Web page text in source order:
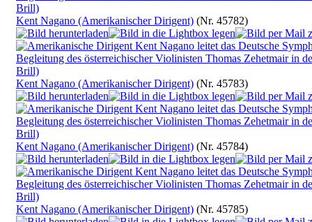
Kent Nagano (Amerikanischer Dirigent) (Nr. 45782)
Kent Nagano (Amerikanischer Dirigent) (Nr. 45783)
Kent Nagano (Amerikanischer Dirigent) (Nr. 45784)
Kent Nagano (Amerikanischer Dirigent) (Nr. 45785)